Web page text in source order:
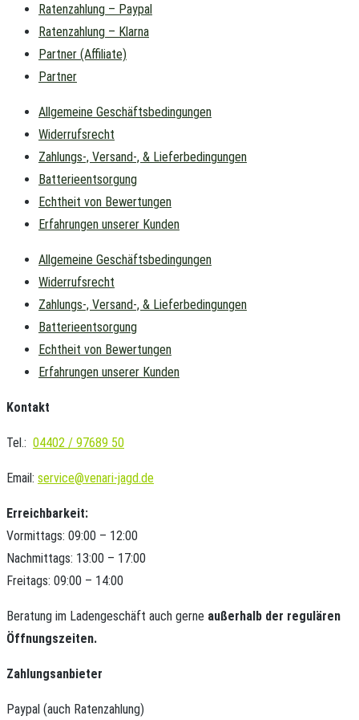
Ratenzahlung – Paypal
Ratenzahlung – Klarna
Partner (Affiliate)
Partner
Allgemeine Geschäftsbedingungen
Widerrufsrecht
Zahlungs-, Versand-, & Lieferbedingungen
Batterieentsorgung
Echtheit von Bewertungen
Erfahrungen unserer Kunden
Allgemeine Geschäftsbedingungen
Widerrufsrecht
Zahlungs-, Versand-, & Lieferbedingungen
Batterieentsorgung
Echtheit von Bewertungen
Erfahrungen unserer Kunden
Kontakt
Tel.: 04402 / 97689 50
Email: service@venari-jagd.de
Erreichbarkeit:
Vormittags: 09:00 – 12:00
Nachmittags: 13:00 – 17:00
Freitags: 09:00 – 14:00
Beratung im Ladengeschäft auch gerne außerhalb der regulären
Öffnungszeiten.
Zahlungsanbieter
Paypal (auch Ratenzahlung)